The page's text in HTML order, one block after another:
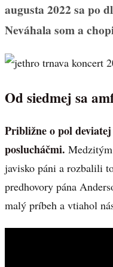
augusta 2022 sa po
Neváhala som a
Od siedmej sa
Približne o pol
poslucháčmi.
javisko páni a rozbalili
predhovory pána
malý príbeh a vtiahol